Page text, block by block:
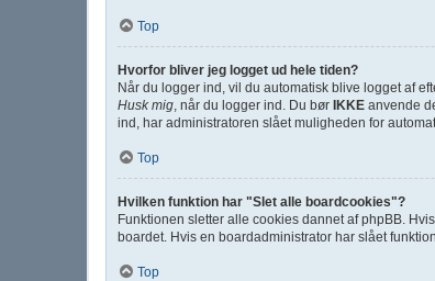
Top
Hvorfor bliver jeg logget ud hele tiden?
Når du logger ind, vil du automatisk blive logget af
Husk mig , når du logger ind. Du bør IKKE anvende
ind, har administratoren slået muligheden for
Top
Hvilken funktion har "Slet alle boardcookies"?
Funktionen sletter alle cookies dannet af phpBB.
boardet. Hvis en boardadministrator har slået
Top